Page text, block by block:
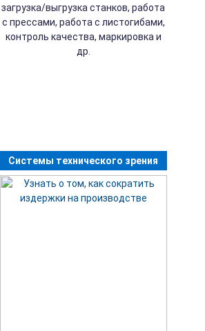
загрузка/выгрузка станков, работа
с прессами, работа с листогибами,
контроль качества, маркировка и
др.
Системы технического зрения